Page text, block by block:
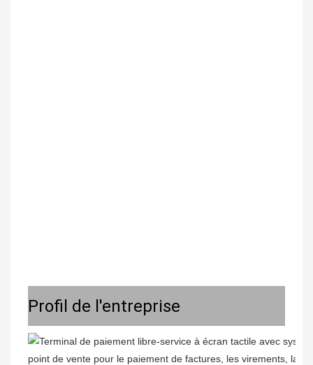
Profil de l'entreprise